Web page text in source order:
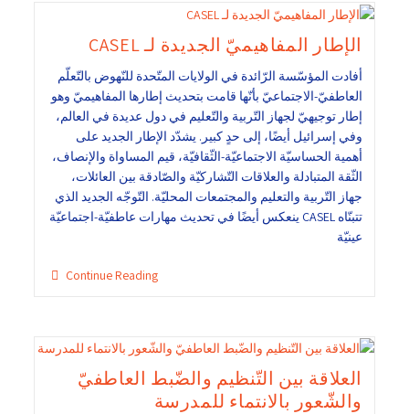
الإطار المفاهيميّ الجديدة لـ CASEL
أفادت المؤسّسة الرّائدة في الولايات المتّحدة للنّهوض بالتّعلّم
العاطفيّ-الاجتماعيّ بأنّها قامت بتحديث إطارها المفاهيميّ وهو
إطار توجيهيّ لجهاز التّربية والتّعليم في دول عديدة في العالم،
وفي إسرائيل أيضًا، إلى حدٍ كبير. يشدّد الإطار الجديد على
أهمية الحساسيّة الاجتماعيّة-الثّقافيّة، قيم المساواة والإنصاف،
الثّقة المتبادلة والعلاقات التّشاركيّة والصّادقة بين العائلات،
جهاز التّربية والتعليم والمجتمعات المحليّة. التّوجّه الجديد الذي
تتبنّاه CASEL ينعكس أيضًا في تحديث مهارات عاطفيّة-اجتماعيّة
عينيّة
Continue Reading
العلاقة بين التّنظيم والضّبط العاطفيّ
والشّعور بالانتماء للمدرسة